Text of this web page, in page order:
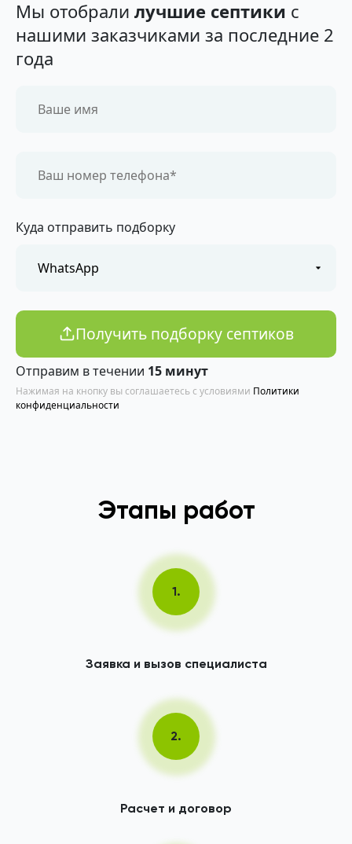
Мы отобрали лучшие септики с
нашими заказчиками за последние 2
года
Куда отправить подборку
Получить подборку септиков
Отправим в течении 15 минут
Нажимая на кнопку вы соглашаетесь с условиями Политики
конфиденциальности
Этапы работ
1.
Заявка и вызов специалиста
2.
Расчет и договор